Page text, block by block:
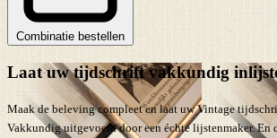
Combinatie bestellen
Laat uw tijdschrift vakkundig
Maak de beleving compleet en laat uw Vintage
Vakkundig uitgevoerd door een échte lijstenmaker. En